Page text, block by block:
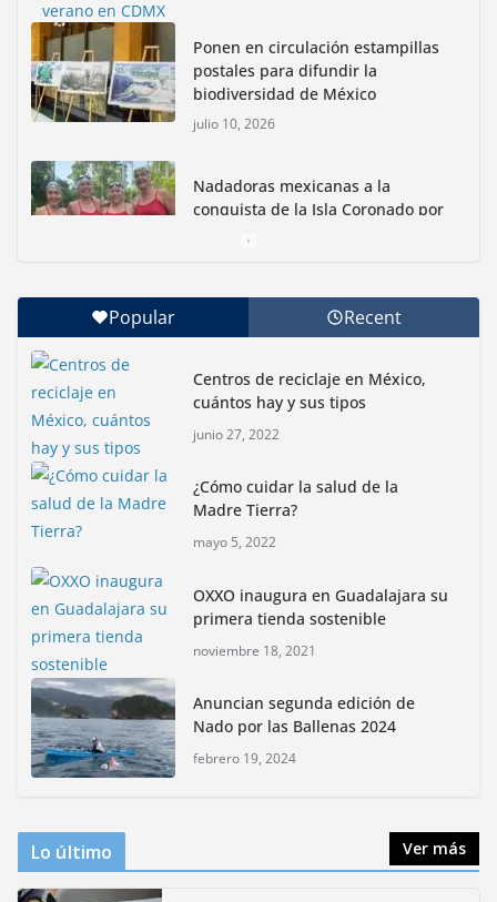
Ponen en circulación estampillas
postales para difundir la
biodiversidad de México
julio 10, 2026
Nadadoras mexicanas a la
conquista de la Isla Coronado por
Con jornada informativa, Profepa y Humane World
Inauguran nuevo Embarcadero Cuemanco para
reactivar la zona lacustre de Xochimilco
junio 4, 2026
Rompe CDMX récords Reto Naturalista Urbano 2026 y
lidera la biodiversidad nacional
mayo 18, 2026
bioculturales para promover
huertos urbanos y jardines
polinizadores
agosto 4, 2026
Popular Recent
Centros de reciclaje en México,
cuántos hay y sus tipos
junio 27, 2022
¿Cómo cuidar la salud de la
Madre Tierra?
mayo 5, 2022
OXXO inaugura en Guadalajara su
primera tienda sostenible
noviembre 18, 2021
Anuncian segunda edición de
Nado por las Ballenas 2024
febrero 19, 2024
Lo último Ver más